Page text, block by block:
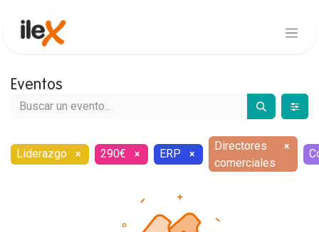
Eventos
Liderazgo × 290€ × ERP ×
Directores
comerciales
×